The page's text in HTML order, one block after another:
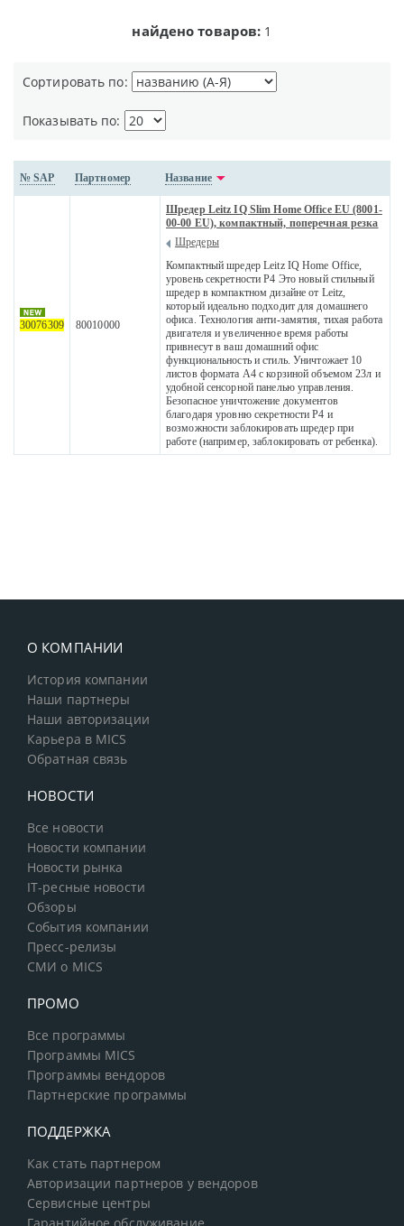
найдено товаров: 1
Сортировать по:
Показывать по:
№ SAP Партномер Название
30076309 80010000
Шредер Leitz IQ Slim Home Office EU (8001-
00-00 EU), компактный, поперечная резка
Шредеры
Компактный шредер Leitz IQ Home Office,
уровень секретности P4 Это новый стильный
шредер в компактном дизайне от Leitz,
который идеально подходит для домашнего
офиса. Технология анти-замятия, тихая работа
двигателя и увеличенное время работы
привнесут в ваш домашний офис
функциональность и стиль. Уничтожает 10
листов формата A4 с корзиной объемом 23л и
удобной сенсорной панелью управления.
Безопасное уничтожение документов
благодаря уровню секретности P4 и
возможности заблокировать шредер при
работе (например, заблокировать от ребенка).
О КОМПАНИИ
История компании
Наши партнеры
Наши авторизации
Карьера в MICS
Обратная связь
НОВОСТИ
Все новости
Новости компании
Новости рынка
IT-ресные новости
Обзоры
События компании
Пресс-релизы
СМИ о MICS
ПРОМО
Все программы
Программы MICS
Программы вендоров
Партнерские программы
ПОДДЕРЖКА
Как стать партнером
Авторизации партнеров у вендоров
Сервисные центры